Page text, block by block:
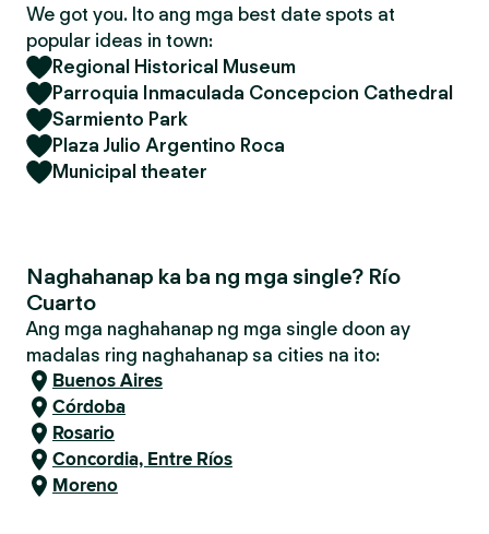
We got you. Ito ang mga best date spots at
popular ideas in town:
Regional Historical Museum
Parroquia Inmaculada Concepcion Cathedral
Sarmiento Park
Plaza Julio Argentino Roca
Municipal theater
Naghahanap ka ba ng mga single? Río
Cuarto
Ang mga naghahanap ng mga single doon ay
madalas ring naghahanap sa cities na ito:
Buenos Aires
Córdoba
Rosario
Concordia, Entre Ríos
Moreno